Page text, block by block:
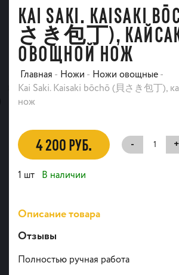
KAI SAKI. KAISAKI
さき包丁),
ОВОЩНОЙ НОЖ
Главная - Ножи - Ножи овощные-
Kai Saki. Kaisaki bōchō (貝さき包丁),
нож
4 200 РУБ. - +
1 шт В наличии
Описание товара
Отзывы
Полностью ручная работа